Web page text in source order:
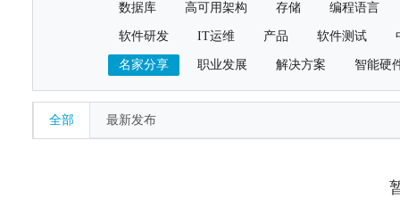
数据库 高可用架构 存储 编程语言
软件研发 IT运维 产品 软件测试
名家分享 职业发展 解决方案 智能硬
全部 最新发布